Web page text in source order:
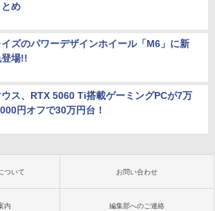
とめ
イズのパワーデザインホイール「M6」に新
場!!
ウス、RTX 5060 Ti搭載ゲーミングPCが7万
円オフで30万円台！
ついて お問い合わせ
内 編集部へのご連絡